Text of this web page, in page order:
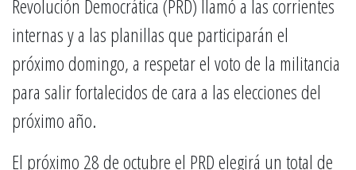
Revolución Democrática (PRD) llamó a las corrientes
internas y a las planillas que participarán el
próximo domingo, a respetar el voto de la militancia
para salir fortalecidos de cara a las elecciones del
próximo año.
El próximo 28 de octubre el PRD elegirá un total de